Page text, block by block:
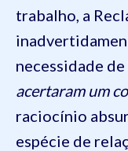
trabalho, a
necessidade de
acertaram um
raciocínio
espécie de